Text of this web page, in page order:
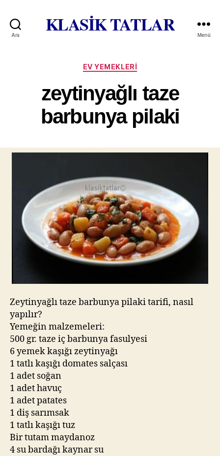
Ara KLASİK TATLAR Menü
Kategoriler
EV YEMEKLERI
zeytinyağlı taze
barbunya pilaki
Zeytinyağlı taze barbunya pilaki tarifi, nasıl
yapılır?
Yemeğin malzemeleri:
500 gr. taze iç barbunya fasulyesi
6 yemek kaşığı zeytinyağı
1 tatlı kaşığı domates salçası
1 adet soğan
1 adet havuç
1 adet patates
1 diş sarımsak
1 tatlı kaşığı tuz
Bir tutam maydanoz
4 su bardağı kaynar su